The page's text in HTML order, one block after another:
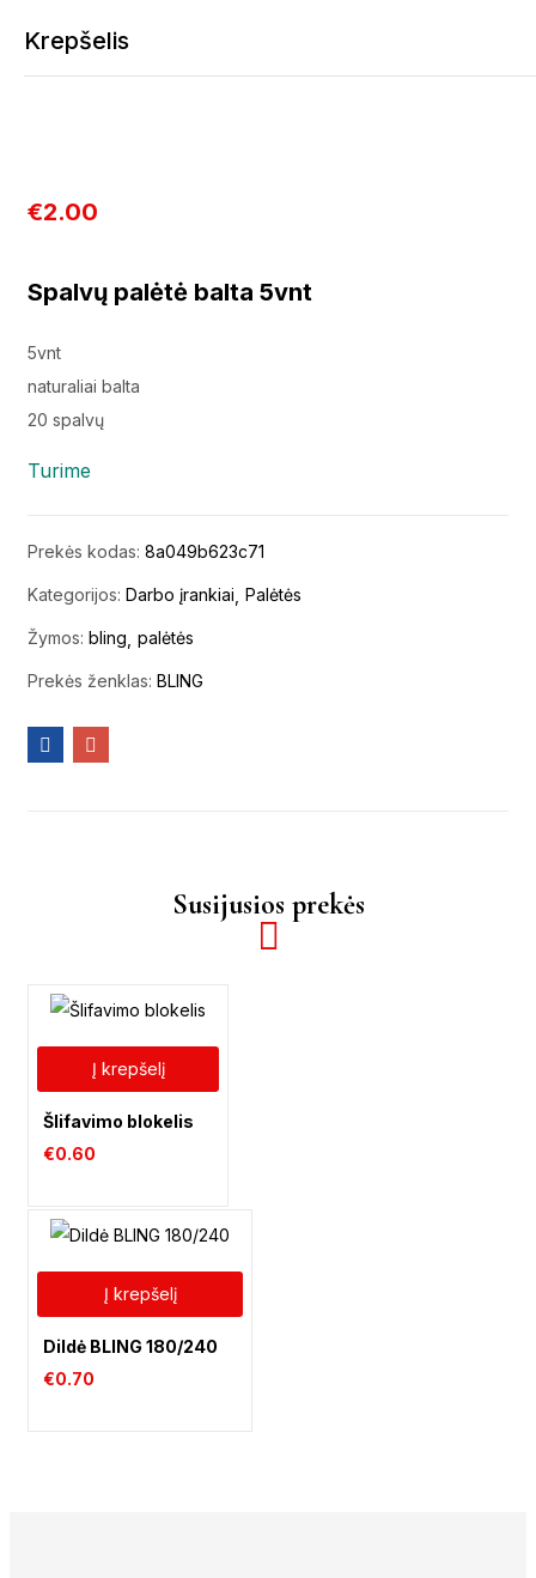
Krepšelis
Tęsti apsipirkimą
€2.00
Spalvų palėtė balta 5vnt
5vnt
naturaliai balta
20 spalvų
Turime
Prekės kodas: 8a049b623c71
Kategorijos: Darbo įrankiai Palėtės
Žymos: bling palėtės
Prekės ženklas: BLING
Susijusios prekės
Į krepšelį
Šlifavimo blokelis
€0.60
Į krepšelį
Dildė BLING 180/240
€0.70